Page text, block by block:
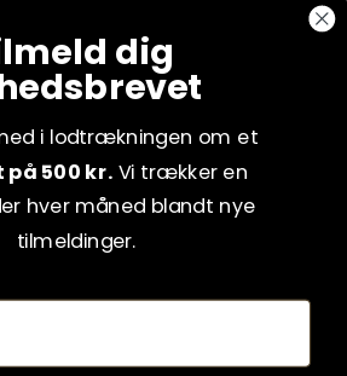
dig
i lodtrækningen om et
500 kr. Vi trækker en
hver måned blandt nye
tilmeldinger.